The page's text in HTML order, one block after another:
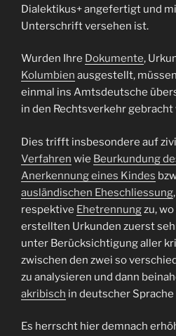
Dialektikus+ angefertigt und
Unterschrift versehen ist.
Wurden Ihre Dokumente,
Kolumbien ausgestellt,
einmal ins Amtsdeutsche
in den Rechtsverkehr
Dies trifft insbesondere auf
Verfahren wie Beurkundung
Anerkennung eines Kindes
ausländischen Eheschliessung
respektive Ehetrennungzu,
erstellten Urkunden zuerst
unter Berücksichtigung aller
zwischen den zwei so
zu analysieren und dann
akribisch in deutscher
Es herrscht hier demnach